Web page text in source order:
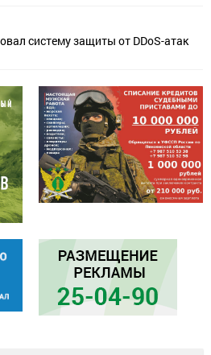
систему защиты от DDoS-атак